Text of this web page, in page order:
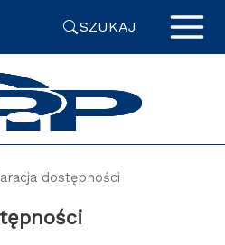
SZUKAJ
dostępności